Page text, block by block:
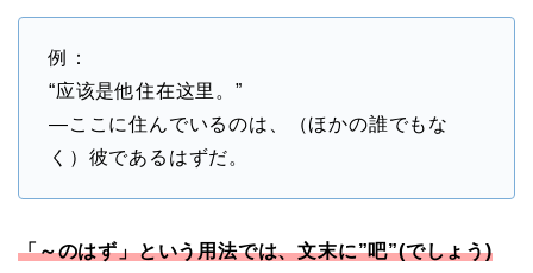
例：
“应该是他住在这里。”
―ここに住んでいるのは、（ほかの誰でもな
く）彼であるはずだ。
「～のはず」という用法では、文末に”吧”(でしょう)